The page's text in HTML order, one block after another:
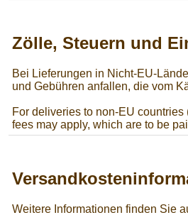
Zölle, Steuern und
Bei Lieferungen in Nicht-EU-
und Gebühren anfallen, die vom
For deliveries to non-EU
fees may apply, which are to be
Weitere Informationen finden Sie